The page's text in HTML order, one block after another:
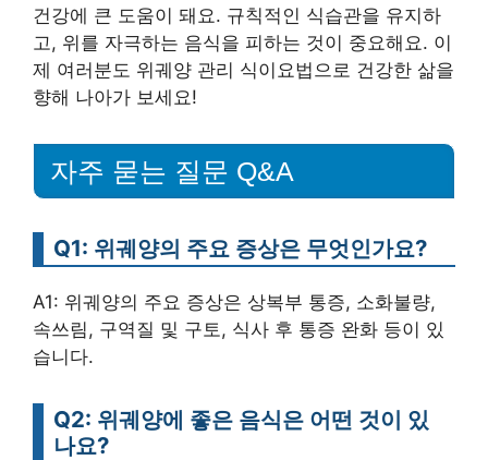
건강에 큰 도움이 돼요. 규칙적인 식습관을 유지하
고, 위를 자극하는 음식을 피하는 것이 중요해요. 이
제 여러분도 위궤양 관리 식이요법으로 건강한 삶을
향해 나아가 보세요!
자주 묻는 질문 Q&A
Q1: 위궤양의 주요 증상은 무엇인가요?
A1: 위궤양의 주요 증상은 상복부 통증, 소화불량,
속쓰림, 구역질 및 구토, 식사 후 통증 완화 등이 있
습니다.
Q2: 위궤양에 좋은 음식은 어떤 것이 있
나요?